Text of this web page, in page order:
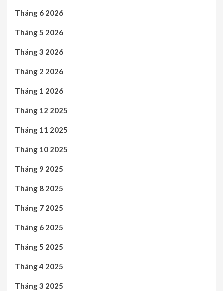
Tháng 6 2026
Tháng 5 2026
Tháng 3 2026
Tháng 2 2026
Tháng 1 2026
Tháng 12 2025
Tháng 11 2025
Tháng 10 2025
Tháng 9 2025
Tháng 8 2025
Tháng 7 2025
Tháng 6 2025
Tháng 5 2025
Tháng 4 2025
Tháng 3 2025